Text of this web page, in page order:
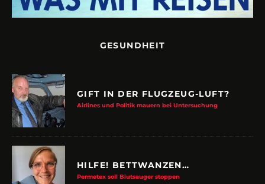
GESUNDHEIT
GIFT IN DER FLUGZEUG-LUFT?
Airlines und Politik mauern bei Untersuchung
HILFE! BETTWANZEN…
Permetex soll Blutsauger stoppen